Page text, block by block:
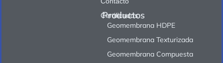
Certificados
Productos
Geomembrana HDPE
Geomembrana Texturizada
Geomembrana Compuesta